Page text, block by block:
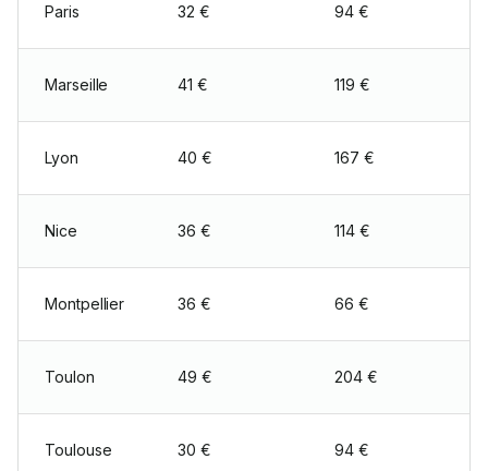
Paris 32 € 94 €
Marseille 41 € 119 €
Lyon 40 € 167 €
Nice 36 € 114 €
Montpellier 36 € 66 €
Toulon 49 € 204 €
Toulouse 30 € 94 €